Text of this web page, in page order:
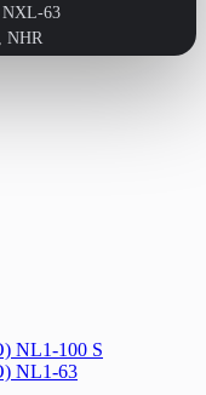
NXL-63
NHR
63
NL1-100 S
NL1-63